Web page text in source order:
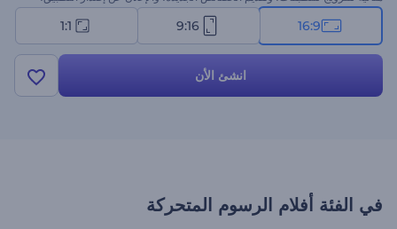
وغيرها الكثير من المشروعات. جرب الآن!
16:9
9:16
1:1
انشئ الأن
في الفئة أفلام الرسوم المتحركة